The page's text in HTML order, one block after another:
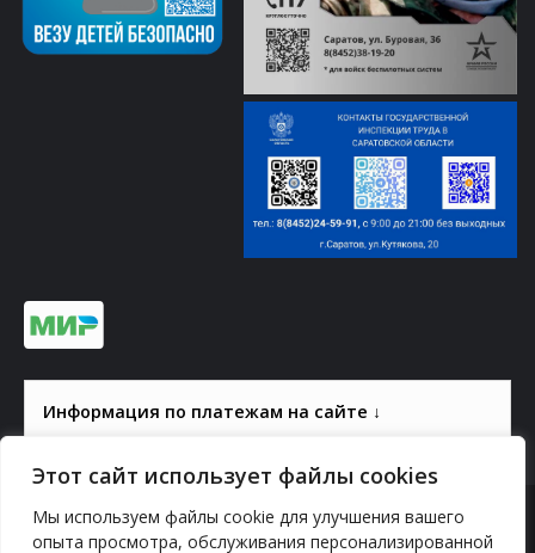
Этот сайт использует файлы cookies
Мы используем файлы cookie для улучшения вашего
опыта просмотра, обслуживания персонализированной
Информация по платежам на сайте ↓
© 2000-2026, ГАУК СОМ КВЦ